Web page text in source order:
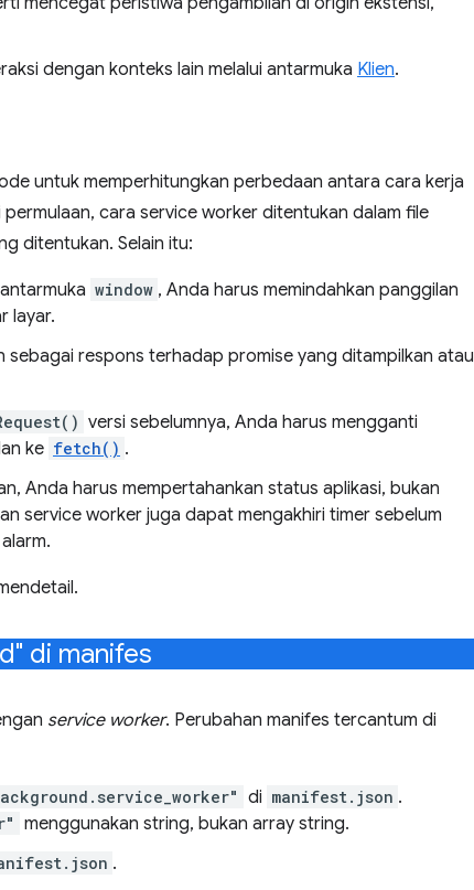
dengan konteks lain melalui antarmuka Klien.
untuk memperhitungkan perbedaan antara cara kerja
cara service worker ditentukan dalam file
ditentukan. Selain itu:
window , Anda harus memindahkan panggilan
layar.
respons terhadap promise yang ditampilkan atau
versi sebelumnya, Anda harus mengganti
ke fetch() .
Anda harus mempertahankan status aplikasi, bukan
service worker juga dapat mengakhiri timer sebelum
di manifes
service worker. Perubahan manifes tercantum di
di manifest.json .
menggunakan string, bukan array string.
.